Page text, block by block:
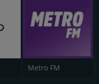
Metro FM